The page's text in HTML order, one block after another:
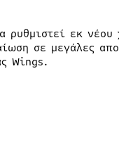
ρυθμιστεί εκ
σε μεγάλες
Wings.